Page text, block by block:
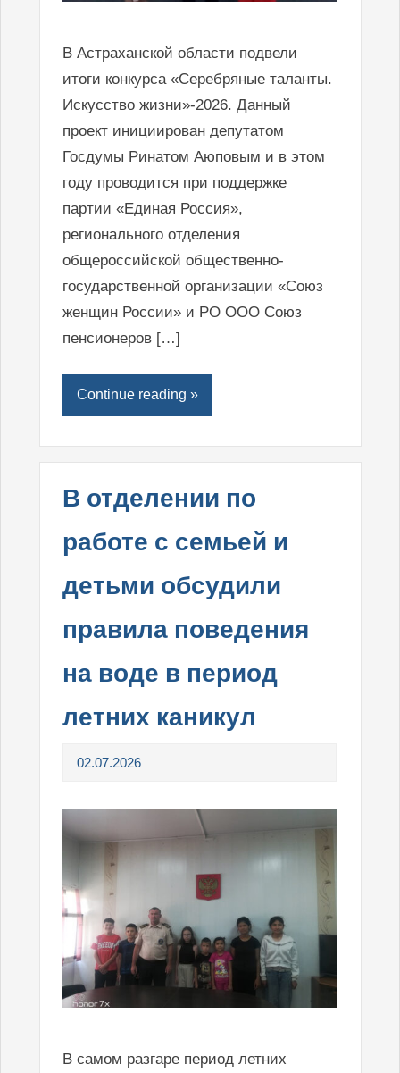
В Астраханской области подвели
итоги конкурса «Серебряные таланты.
Искусство жизни»-2026. Данный
проект инициирован депутатом
Госдумы Ринатом Аюповым и в этом
году проводится при поддержке
партии «Единая Россия»,
регионального отделения
общероссийской общественно-
государственной организации «Союз
женщин России» и РО ООО Союз
пенсионеров […]
Continue reading »
В отделении по
работе с семьей и
детьми обсудили
правила поведения
на воде в период
летних каникул
02.07.2026
В самом разгаре период летних